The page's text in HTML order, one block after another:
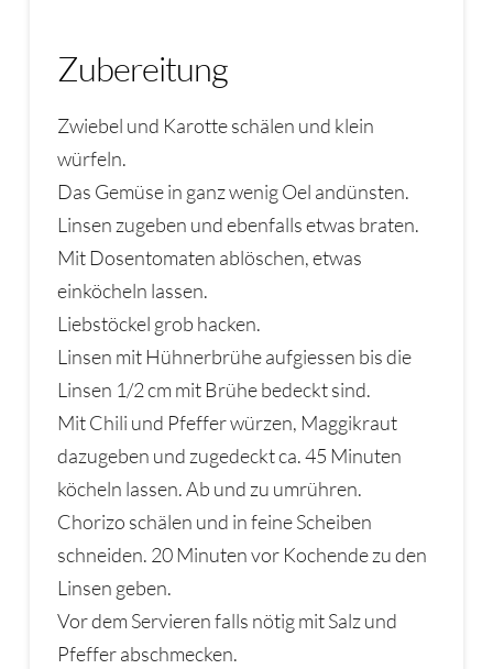
Zubereitung
Zwiebel und Karotte schälen und klein
würfeln.
Das Gemüse in ganz wenig Oel andünsten.
Linsen zugeben und ebenfalls etwas braten.
Mit Dosentomaten ablöschen, etwas
einköcheln lassen.
Liebstöckel grob hacken.
Linsen mit Hühnerbrühe aufgiessen bis die
Linsen 1/2 cm mit Brühe bedeckt sind.
Mit Chili und Pfeffer würzen, Maggikraut
dazugeben und zugedeckt ca. 45 Minuten
köcheln lassen. Ab und zu umrühren.
Chorizo schälen und in feine Scheiben
schneiden. 20 Minuten vor Kochende zu den
Linsen geben.
Vor dem Servieren falls nötig mit Salz und
Pfeffer abschmecken.